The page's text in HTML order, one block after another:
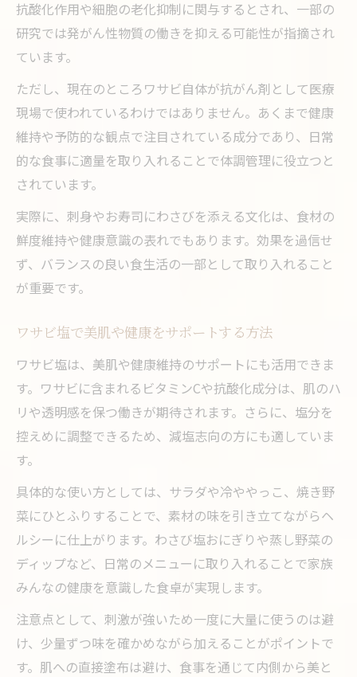
抗酸化作用や細胞の老化抑制に関与するとされ、一部の
研究では発がん性物質の働きを抑える可能性が指摘され
ています。
ただし、現在のところワサビ自体が抗がん剤として医療
現場で使われているわけではありません。あくまで健康
維持や予防的な観点で注目されている成分であり、日常
的な食事に適量を取り入れることで体調管理に役立つと
されています。
実際に、刺身やお寿司にわさびを添える文化は、食材の
鮮度維持や健康意識の表れでもあります。効果を過信せ
ず、バランスの良い食生活の一部として取り入れること
が重要です。
ワサビ塩で美肌や健康をサポートする方法
ワサビ塩は、美肌や健康維持のサポートにも活用できま
す。ワサビに含まれるビタミンCや抗酸化成分は、肌のハ
リや透明感を保つ働きが期待されます。さらに、塩分を
控えめに調整できるため、減塩志向の方にも適していま
す。
具体的な使い方としては、サラダや冷ややっこ、焼き野
菜にひとふりすることで、素材の味を引き立てながらヘ
ルシーに仕上がります。わさび塩おにぎりや蒸し野菜の
ディップなど、日常のメニューに取り入れることで家族
みんなの健康を意識した食卓が実現します。
注意点として、刺激が強いため一度に大量に使うのは避
け、少量ずつ味を確かめながら加えることがポイントで
す。肌への直接塗布は避け、食事を通じて内側から美と